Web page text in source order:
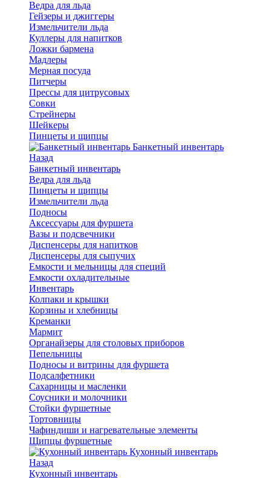
Ведра для льда
Гейзеры и джиггеры
Измельчители льда
Куллеры для напитков
Ложки бармена
Мадлеры
Мерная посуда
Питчеры
Прессы для цитрусовых
Совки
Стрейнеры
Шейкеры
Пинцеты и щипцы
Банкетный инвентарь
Назад
Банкетный инвентарь
Ведра для льда
Пинцеты и щипцы
Измельчители льда
Подносы
Аксессуары для фуршета
Вазы и подсвечники
Диспенсеры для напитков
Диспенсеры для сыпучих
Емкости и мельницы для специй
Емкости охладительные
Инвентарь
Колпаки и крышки
Корзины и хлебницы
Креманки
Мармит
Органайзеры для столовых приборов
Пепельницы
Подносы и витрины для фуршета
Подсалфетники
Сахарницы и масленки
Соусники и молочники
Стойки фуршетные
Тортовницы
Чафиндиши и нагревательные элементы
Щипцы фуршетные
Кухонный инвентарь
Назад
Кухонный инвентарь